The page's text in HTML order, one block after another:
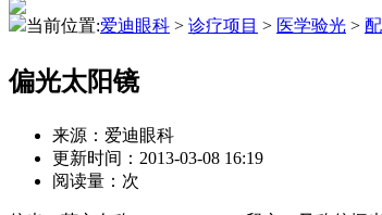
当前位置:爱迪眼科 > 诊疗项目 > 医学验光 >
偏光太阳镜
来源：爱迪眼科
更新时间：2013-03-08 16:19
阅读量： 次